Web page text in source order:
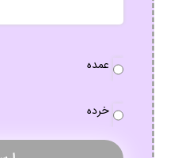
سفارش
عمده
خرده